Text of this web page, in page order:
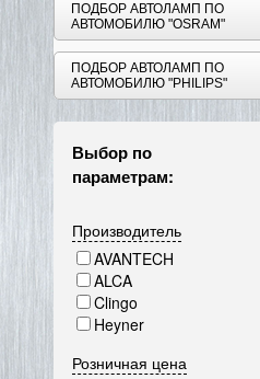
ПОДБОР АВТОЛАМП ПО
АВТОМОБИЛЮ "OSRAM"
ПОДБОР АВТОЛАМП ПО
АВТОМОБИЛЮ "PHILIPS"
Выбор по
параметрам:
Производитель
AVANTECH
ALCA
Clingo
Heyner
Розничная цена